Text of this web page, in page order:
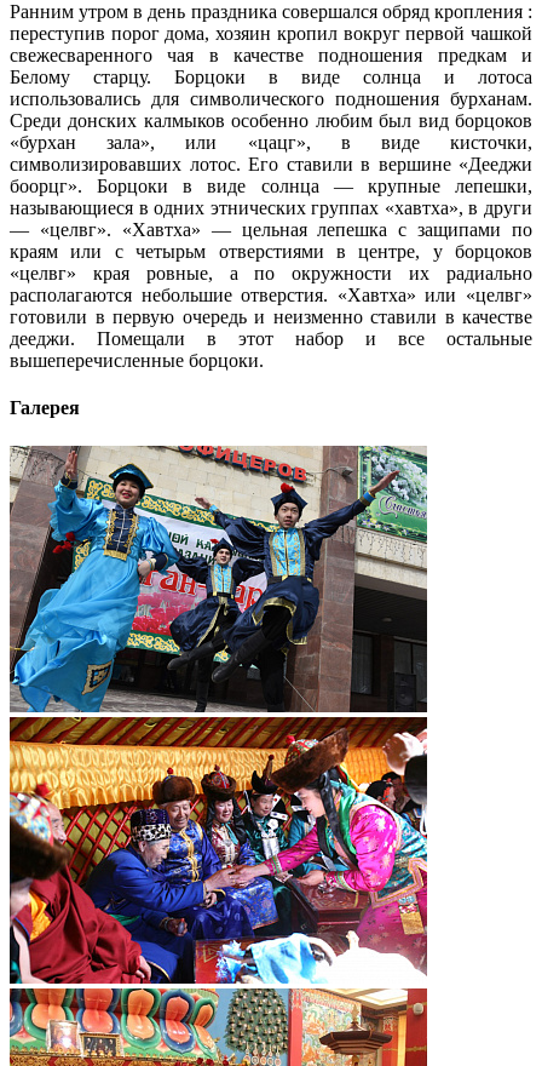
Ранним утром в день праздника совершался обряд кропления :
переступив порог дома, хозяин кропил вокруг первой чашкой
свежесваренного чая в качестве подношения предкам и
Белому старцу. Борцоки в виде солнца и лотоса
использовались для символического подношения бурханам.
Среди донских калмыков особенно любим был вид борцоков
«бурхан зала», или «цацг», в виде кисточки,
символизировавших лотос. Его ставили в вершине «Дееджи
боорцг». Борцоки в виде солнца — крупные лепешки,
называющиеся в одних этнических группах «хавтха», в други
— «целвг». «Хавтха» — цельная лепешка с защипами по
краям или с четырьм отверстиями в центре, у борцоков
«целвг» края ровные, а по окружности их радиально
располагаются небольшие отверстия. «Хавтха» или «целвг»
готовили в первую очередь и неизменно ставили в качестве
дееджи. Помещали в этот набор и все остальные
вышеперечисленные борцоки.
Галерея